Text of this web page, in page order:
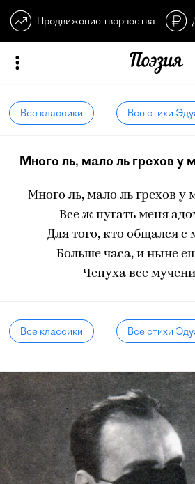
Продвижение творчества
Все классики Все стихи
Много ль, мало ль грехов у
Много ль, мало ль грехов у
Все ж пугать меня
Для того, кто общался
Больше часа, и ныне
Чепуха все
Все классики Все стихи